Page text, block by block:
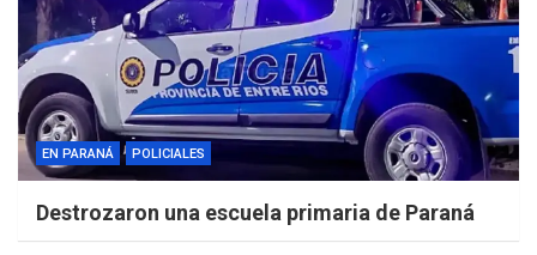
EN PARANÁ POLICIALES
Destrozaron una escuela primaria de Paraná